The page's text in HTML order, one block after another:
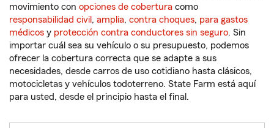
movimiento con opciones de cobertura como
responsabilidad civil , amplia, contra choques, para gastos
médicos y protección contra conductores sin seguro. Sin
importar cuál sea su vehículo o su presupuesto, podemos
ofrecer la cobertura correcta que se adapte a sus
necesidades, desde carros de uso cotidiano hasta clásicos,
motocicletas y vehículos todoterreno. State Farm está aquí
para usted, desde el principio hasta el final.